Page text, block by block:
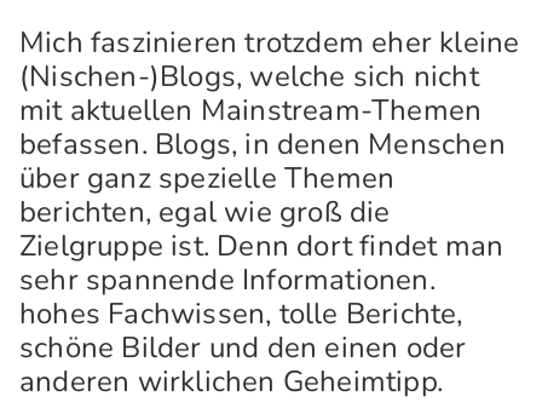
Mich faszinieren trotzdem eher kleine
(Nischen-)Blogs, welche sich nicht
mit aktuellen Mainstream-Themen
befassen. Blogs, in denen Menschen
über ganz spezielle Themen
berichten, egal wie groß die
Zielgruppe ist. Denn dort findet man
sehr spannende Informationen.
hohes Fachwissen, tolle Berichte,
schöne Bilder und den einen oder
anderen wirklichen Geheimtipp.